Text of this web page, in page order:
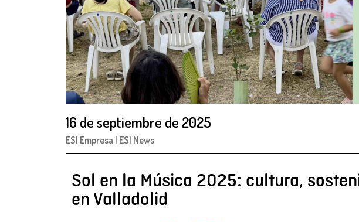
16 de septiembre de 2025
ESI Empresa ESI News
Sol en la Música 2025: cultura,
en Valladolid